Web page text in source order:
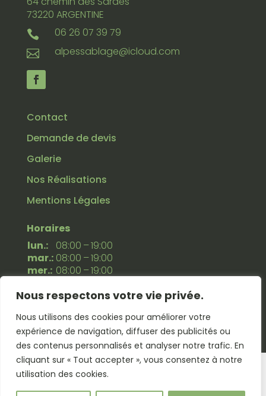
Nous respectons votre vie privée.
Nous utilisons des cookies pour améliorer votre
expérience de navigation, diffuser des publicités ou
des contenus personnalisés et analyser notre trafic. En
cliquant sur « Tout accepter », vous consentez à notre
utilisation des cookies.
73220 ARGENTINE
 06 26 07 39 79
 alpessablage@icloud.com
Contact
Demande de devis
Galerie
Nos Réalisations
Mentions Légales
Horaires
lun.:
08:00 – 19:00
mar.: 08:00 – 19:00
mer.: 08:00 – 19:00
ven.: 08:00 – 19:00
dim.: Fermé
© 2026 – Alpes Aéro’Sablage | Tous droits
réservés |Mentions Légales–Création site